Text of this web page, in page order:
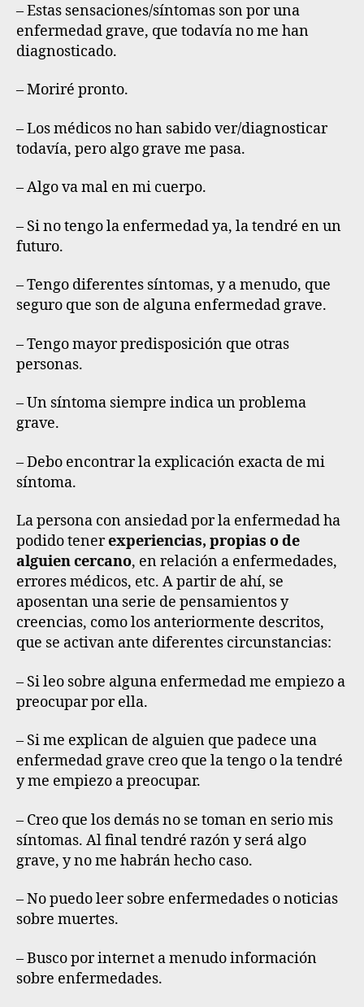
– Estas sensaciones/síntomas son por una
enfermedad grave, que todavía no me han
diagnosticado.
– Moriré pronto.
– Los médicos no han sabido ver/diagnosticar
todavía, pero algo grave me pasa.
– Algo va mal en mi cuerpo.
– Si no tengo la enfermedad ya, la tendré en un
futuro.
– Tengo diferentes síntomas, y a menudo, que
seguro que son de alguna enfermedad grave.
– Tengo mayor predisposición que otras
personas.
– Un síntoma siempre indica un problema
grave.
– Debo encontrar la explicación exacta de mi
síntoma.
La persona con ansiedad por la enfermedad ha
podido tenerexperiencias, propias o de
alguien cercano, en relación a enfermedades,
errores médicos, etc. A partir de ahí, se
aposentan una serie de pensamientos y
creencias, como los anteriormente descritos,
que se activan ante diferentes circunstancias:
– Si leo sobre alguna enfermedad me empiezo a
preocupar por ella.
– Si me explican de alguien que padece una
enfermedad grave creo que la tengo o la tendré
y me empiezo a preocupar.
– Creo que los demás no se toman en serio mis
síntomas. Al final tendré razón y será algo
grave, y no me habrán hecho caso.
– No puedo leer sobre enfermedades o noticias
sobre muertes.
– Busco por internet a menudo información
sobre enfermedades.